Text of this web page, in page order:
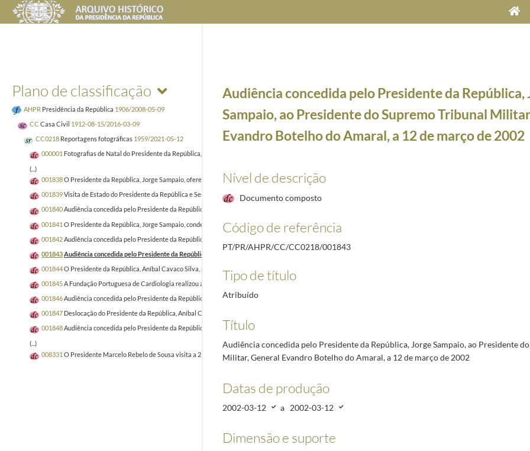
Plano de classificação
AHPR Presidência da República 1906/2008-05-09
CC Casa Civil 1912-08-15/2016-03-09
CC0218 Reportagens fotográficas 1959/2021-05-12
000001 Fotografias de Natal do Presidente da República, Aníbal Cavaco Silva e Maria Cavaco Silva, a 5 de dezembro de 2012
(...)
001838O Presidente da República, Jorge Sampaio, oferece um jantar em honra do Presidente da Venezuela, Hugo Chávez, no Palácio Nacional da Ajuda, a 18 de outubro de
001839Visita de Estado do Presidente da República e Senhora de Jorge Sampaio à Federação Russa, de 25 a 29 de outubro de 2001
001840Audiência concedida pelo Presidente da República, Jorge Sampaio, ao Bastonário da Ordem dos Médicos Dentistas, Orlando Monteiro da Silva, a 11 de março de 2002
001841 O Presidente da República, Jorge Sampaio, condecora o Diretor de Serviços da Secretaria-geral da Presidência da República, o senhor António Rodrigues, com o grau
001842Audiência concedida pelo Presidente da República, Jorge Sampaio, ao Ministro da República para os Açores, Alberto Sampaio da Nóvoa, a 12 de março de 2002
001843Audiência concedida pelo Presidente da República, Jorge Sampaio, ao Presidente do Supremo Tribunal Militar, General Evandro Botelho do Amaral, a 12 de março
001844O Presidente da República, Aníbal Cavaco Silva, preside ao Encontro “Os Jovens e a Política”, a 12 de maio de 2008
001845A Fundação Portuguesa de Cardiologia realizou ação de rastreio no Palácio de Belém, a 8 de maio de 2008
001846Audiência concedida pelo Presidente da República, Aníbal Cavaco Silva, ao Embaixador dos Estados Unidos da América, Thomas F. Stephenson, a 13 de maio de 2008
001847 Deslocação do Presidente da República, Aníbal Cavaco Silva, à sede da Liga dos Combatentes, por ocasião da Cerimónia Comemorativa dos 200 Anos da Ordem da
001848Audiência concedida pelo Presidente da República, Aníbal Cavaco Silva, à Direção da Associação Nacional de Freguesias (ANAFRE), a 14 de maio de 2008
(...)
008331 O Presidente Marcelo Rebelo de Sousa visita a 21.ª edição da Vindouro | Wine and History, Festa Pombalina, sendo homenageado como Cidadão Honorário de São
Audiência concedida pelo Presidente da República,
Sampaio, ao Presidente do Supremo Tribunal
Evandro Botelho do Amaral, a 12 de março de 2002
Nível de descrição
Documento composto
Código de referência
PT/PR/AHPR/CC/CC0218/001843
Tipo de título
Atribuído
Título
Audiência concedida pelo Presidente da República, Jorge Sampaio, ao Presidente
Militar, General Evandro Botelho do Amaral, a 12 de março de 2002
Datas de produção
2002-03-12 a 2002-03-12
Dimensão e suporte